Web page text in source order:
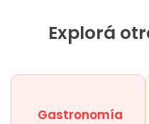
Explorá
Gastronomía